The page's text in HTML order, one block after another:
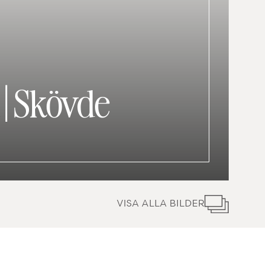
|Skövde
VISA ALLA BILDER